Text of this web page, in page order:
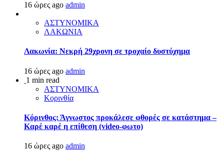
16 ώρες ago admin
ΑΣΤΥΝΟΜΙΚΑ
ΛΑΚΩΝΙΑ
Λακωνία: Νεκρή 29χρονη σε τροχαίο δυστύχημα
16 ώρες ago admin
1 min read
ΑΣΤΥΝΟΜΙΚΑ
Κορινθία
Κόρινθος: Άγνωστος προκάλεσε φθορές σε κατάστημα –
Καρέ καρέ η επίθεση (video-φωτο)
16 ώρες ago admin